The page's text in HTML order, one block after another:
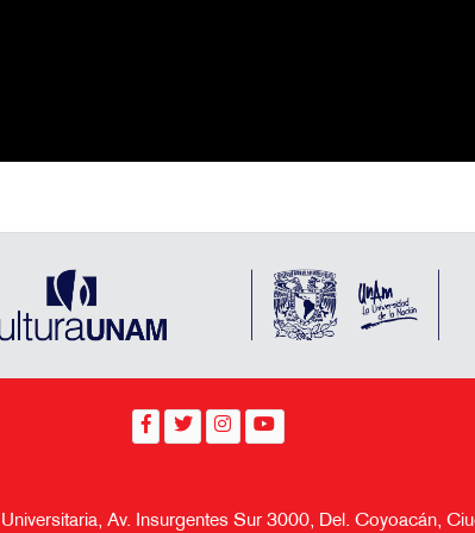
Av. Insurgentes Sur 3000, Del. Coyoacán,